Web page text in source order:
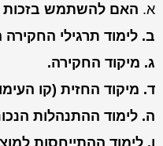
א. האם להשתמש בזכות
ב. לימוד תרגילי החקירה
ג. מיקוד החקירה.
ד. מיקוד החזית (קו
ה. לימוד ההתנהלות
ו. לימוד ההתייחסות